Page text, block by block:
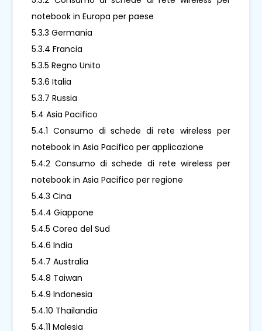
notebook in Europa per paese
5.3.3 Germania
5.3.4 Francia
5.3.5 Regno Unito
5.3.6 Italia
5.3.7 Russia
5.4 Asia Pacifico
5.4.1 Consumo di schede di rete wireless per
notebook in Asia Pacifico per applicazione
5.4.2 Consumo di schede di rete wireless per
notebook in Asia Pacifico per regione
5.4.3 Cina
5.4.4 Giappone
5.4.5 Corea del Sud
5.4.6 India
5.4.7 Australia
5.4.8 Taiwan
5.4.9 Indonesia
5.4.10 Thailandia
5.4.11 Malesia